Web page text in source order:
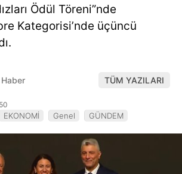
Facebook
Ödül Töreni”nde
Kategorisi’nde üçüncü
TÜM YAZILARI
EKONOMİ Genel GÜNDEM